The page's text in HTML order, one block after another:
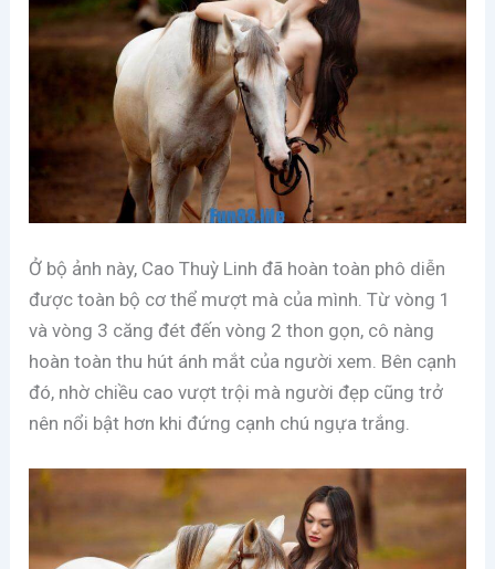
Ở bộ ảnh này, Cao Thuỳ Linh đã hoàn toàn phô diễn
được toàn bộ cơ thể mượt mà của mình. Từ vòng 1
và vòng 3 căng đét đến vòng 2 thon gọn, cô nàng
hoàn toàn thu hút ánh mắt của người xem. Bên cạnh
đó, nhờ chiều cao vượt trội mà người đẹp cũng trở
nên nổi bật hơn khi đứng cạnh chú ngựa trắng.